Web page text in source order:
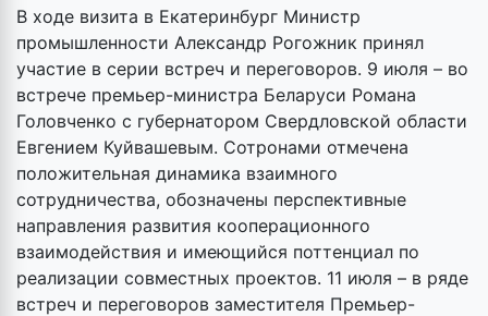
В ходе визита в Екатеринбург Министр
промышленности Александр Рогожник принял
участие в серии встреч и переговоров. 9 июля – во
встрече премьер-министра Беларуси Романа
Головченко с губернатором Свердловской области
Евгением Куйвашевым. Сотронами отмечена
положительная динамика взаимного
сотрудничества, обозначены перспективные
направления развития кооперационного
взаимодействия и имеющийся поттенциал по
реализации совместных проектов. 11 июля – в ряде
встреч и переговоров заместителя Премьер-